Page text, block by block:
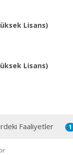
Lisans)
Lisans)
Faaliyetler 1